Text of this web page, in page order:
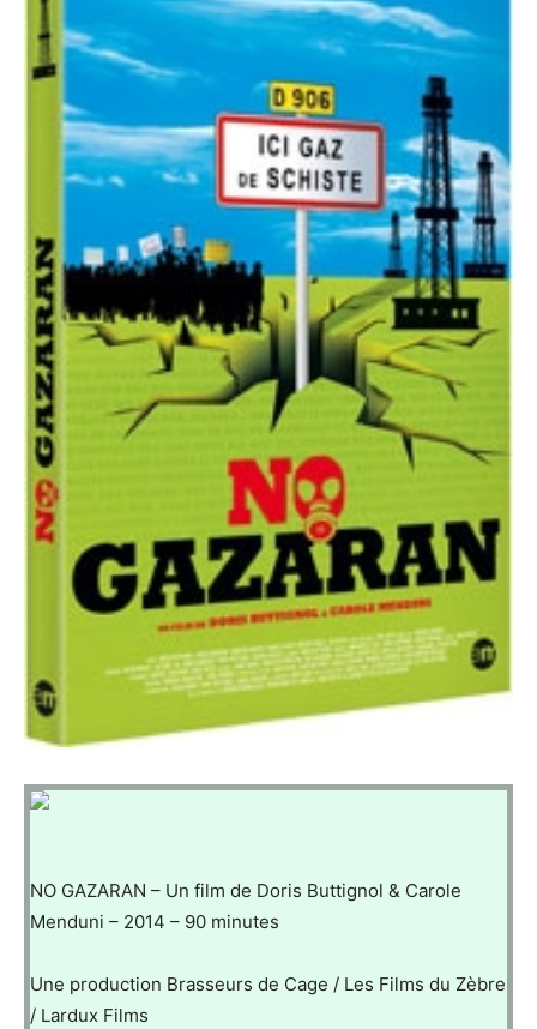
NO GAZARAN – Un film de Doris Buttignol & Carole
Menduni – 2014 – 90 minutes
Une production Brasseurs de Cage / Les Films du Zèbre
/ Lardux Films